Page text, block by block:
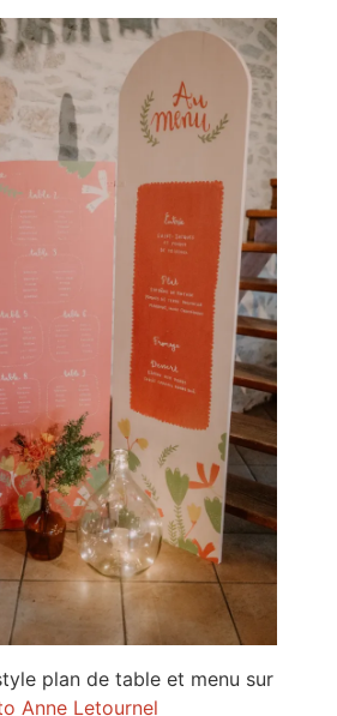
plan de table et menu sur
Anne Letournel